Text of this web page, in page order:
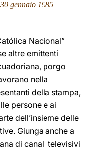
gennaio 1985
Nacional”
altre emittenti
porgo
nella
della stampa,
persone e ai
dell’insieme delle
Giunga anche a
di canali televisivi